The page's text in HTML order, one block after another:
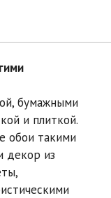
бумажными
и плиткой.
обои такими
декор из